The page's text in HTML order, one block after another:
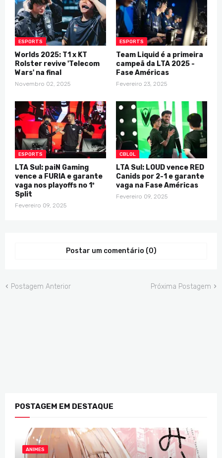
ESPORTS
Worlds 2025: T1 x KT
Rolster revive 'Telecom
Wars' na final
Novembro 02, 2025
ESPORTS
Team Liquid é a primeira
campeã da LTA 2025 -
Fase Américas
Fevereiro 23, 2025
ESPORTS
LTA Sul: paiN Gaming
vence a FURIA e garante
vaga nos playoffs no 1º
Split
Fevereiro 09, 2025
CBLOL
LTA Sul: LOUD vence RED
Canids por 2-1 e garante
vaga na Fase Américas
Fevereiro 09, 2025
Postar um comentário (0)
Postagem Anterior Próxima Postagem
POSTAGEM EM DESTAQUE
ANIMES